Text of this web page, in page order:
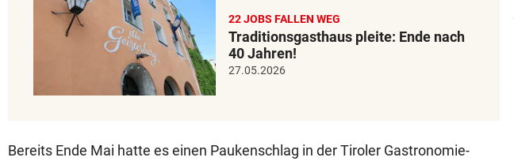
22 JOBS FALLEN WEG
Traditionsgasthaus pleite: Ende nach
40 Jahren!
27.05.2026
Bereits Ende Mai hatte es einen Paukenschlag in der Tiroler Gastronomie-